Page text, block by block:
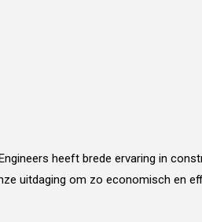
heeft brede ervaring in
uitdaging om zo economisch en